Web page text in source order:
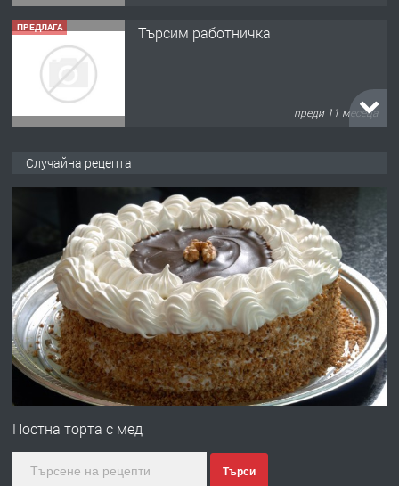
ПРЕДЛАГА Търсим работничка
преди 11 месеца
преди 1 година
ПРЕДЛАГА Работа за общи работници
преди 1 година
ПРЕДЛАГА
Първи поход "По стъпките на Ангел
Случайна рецепта
Постна торта с мед
Търси